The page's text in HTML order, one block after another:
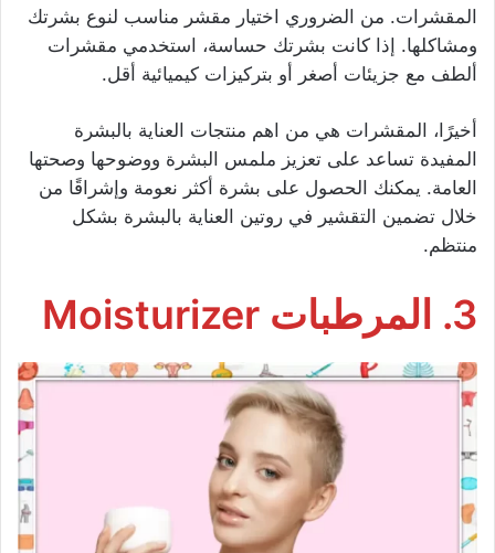
المقشرات. من الضروري اختيار مقشر مناسب لنوع بشرتك
ومشاكلها. إذا كانت بشرتك حساسة، استخدمي مقشرات
ألطف مع جزيئات أصغر أو بتركيزات كيميائية أقل.
أخيرًا، المقشرات هي من اهم منتجات العناية بالبشرة
المفيدة تساعد على تعزيز ملمس البشرة ووضوحها وصحتها
العامة. يمكنك الحصول على بشرة أكثر نعومة وإشراقًا من
خلال تضمين التقشير في روتين العناية بالبشرة بشكل
منتظم.
3. المرطبات Moisturizer